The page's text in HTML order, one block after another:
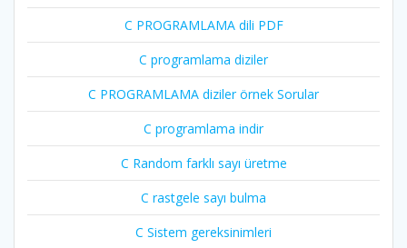
C PROGRAMLAMA dili PDF
C programlama diziler
C PROGRAMLAMA diziler örnek Sorular
C programlama indir
C Random farklı sayı üretme
C rastgele sayı bulma
C Sistem gereksinimleri